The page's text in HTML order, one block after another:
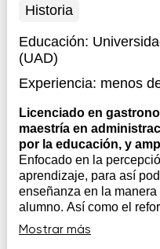
Historia
Educación:
(UAD)
Experiencia: menos
Licenciado en
maestría en
por la educación, y
Enfocado en la
aprendizaje, para así
enseñanza en la
alumno. Así como el
que se vea más limitado,
aprendizaje del alumno.
Mostrar más